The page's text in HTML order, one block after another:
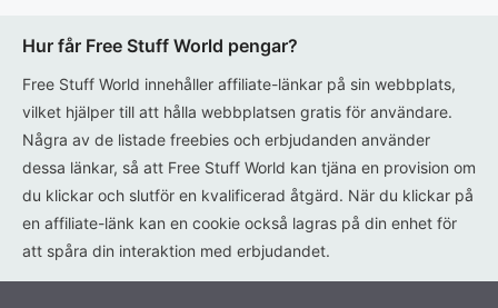
Hur får Free Stuff World pengar?
Free Stuff World innehåller affiliate-länkar på sin webbplats,
vilket hjälper till att hålla webbplatsen gratis för användare.
Några av de listade freebies och erbjudanden använder
dessa länkar, så att Free Stuff World kan tjäna en provision om
du klickar och slutför en kvalificerad åtgärd. När du klickar på
en affiliate-länk kan en cookie också lagras på din enhet för
att spåra din interaktion med erbjudandet.